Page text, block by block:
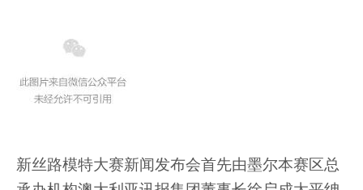
新丝路模特大赛新闻发布会首先由墨尔本赛区总